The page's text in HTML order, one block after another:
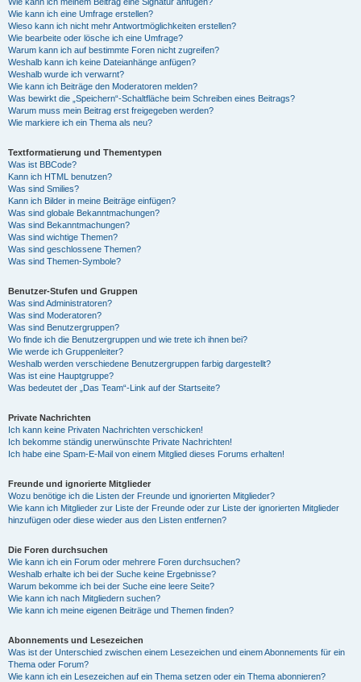
Wie kann ich eine Umfrage erstellen?
Wieso kann ich nicht mehr Antwortmöglichkeiten erstellen?
Wie bearbeite oder lösche ich eine Umfrage?
Warum kann ich auf bestimmte Foren nicht zugreifen?
Weshalb kann ich keine Dateianhänge anfügen?
Weshalb wurde ich verwarnt?
Wie kann ich Beiträge den Moderatoren melden?
Was bewirkt die „Speichern“-Schaltfläche beim Schreiben eines Beitrags?
Warum muss mein Beitrag erst freigegeben werden?
Wie markiere ich ein Thema als neu?
Textformatierung und Thementypen
Was ist BBCode?
Kann ich HTML benutzen?
Was sind Smilies?
Kann ich Bilder in meine Beiträge einfügen?
Was sind globale Bekanntmachungen?
Was sind Bekanntmachungen?
Was sind wichtige Themen?
Was sind geschlossene Themen?
Was sind Themen-Symbole?
Benutzer-Stufen und Gruppen
Was sind Administratoren?
Was sind Moderatoren?
Was sind Benutzergruppen?
Wo finde ich die Benutzergruppen und wie trete ich ihnen bei?
Wie werde ich Gruppenleiter?
Weshalb werden verschiedene Benutzergruppen farbig dargestellt?
Was ist eine Hauptgruppe?
Was bedeutet der „Das Team“-Link auf der Startseite?
Private Nachrichten
Ich kann keine Privaten Nachrichten verschicken!
Ich bekomme ständig unerwünschte Private Nachrichten!
Ich habe eine Spam-E-Mail von einem Mitglied dieses Forums erhalten!
Freunde und ignorierte Mitglieder
Wozu benötige ich die Listen der Freunde und ignorierten Mitglieder?
Wie kann ich Mitglieder zur Liste der Freunde oder zur Liste der ignorierten Mitglieder
hinzufügen oder diese wieder aus den Listen entfernen?
Die Foren durchsuchen
Wie kann ich ein Forum oder mehrere Foren durchsuchen?
Weshalb erhalte ich bei der Suche keine Ergebnisse?
Warum bekomme ich bei der Suche eine leere Seite?
Wie kann ich nach Mitgliedern suchen?
Wie kann ich meine eigenen Beiträge und Themen finden?
Abonnements und Lesezeichen
Was ist der Unterschied zwischen einem Lesezeichen und einem Abonnements für ein
Thema oder Forum?
Wie kann ich ein Lesezeichen auf ein Thema setzen oder ein Thema abonnieren?